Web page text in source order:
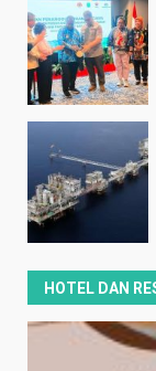
HOTEL DAN